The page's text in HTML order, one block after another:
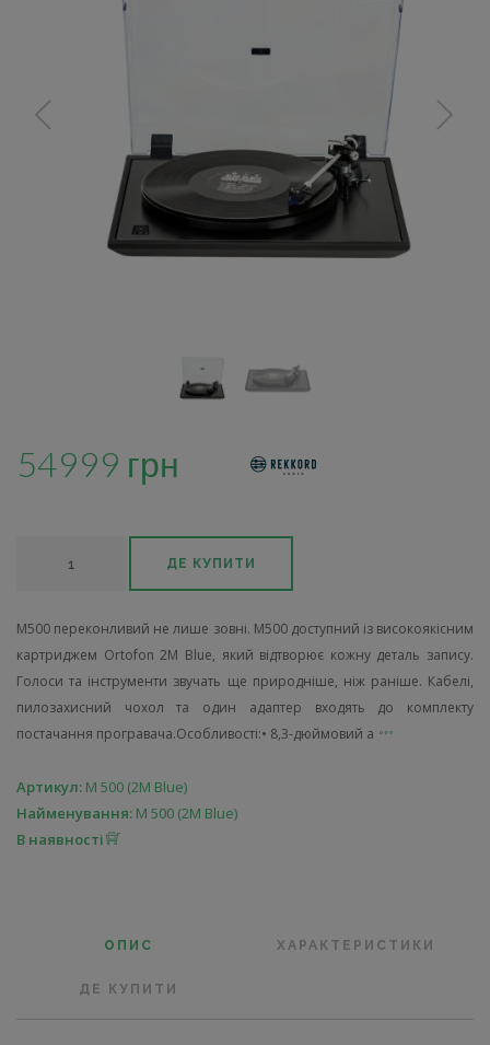
54999 грн
ДЕ КУПИТИ
M500 переконливий не лише зовні. M500 доступний із високоякісним
картриджем Ortofon 2M Blue, який відтворює кожну деталь запису.
Голоси та інструменти звучать ще природніше, ніж раніше. Кабелі,
пилозахисний чохол та один адаптер входять до комплекту
постачання програвача.Особливості:• 8,3-дюймовий а
Артикул: M 500 (2M Blue)
Найменування: M 500 (2M Blue)
В наявності
ОПИС ХАРАКТЕРИСТИКИ
ДЕ КУПИТИ